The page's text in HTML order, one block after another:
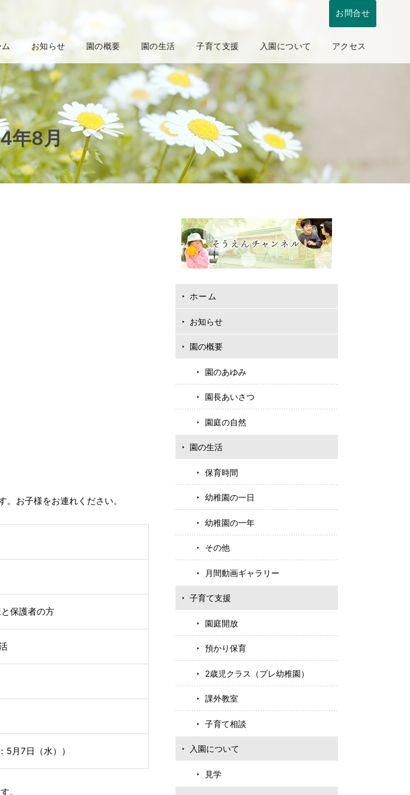
年8月
お子様をお連れください。
保護者の方
5月7日（水））
。
ホーム
お知らせ
園の概要
園のあゆみ
園長あいさつ
園庭の自然
園の生活
保育時間
幼稚園の一日
幼稚園の一年
その他
月間動画ギャラリー
子育て支援
園庭開放
預かり保育
2歳児クラス（プレ幼稚園）
課外教室
子育て相談
入園について
見学
お問合せ
お知らせ 園の概要 園の生活 子育て支援 入園について アクセス